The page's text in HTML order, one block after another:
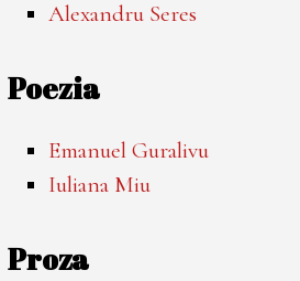
Alexandru Seres
Poezia
Emanuel Guralivu
Iuliana Miu
Proza